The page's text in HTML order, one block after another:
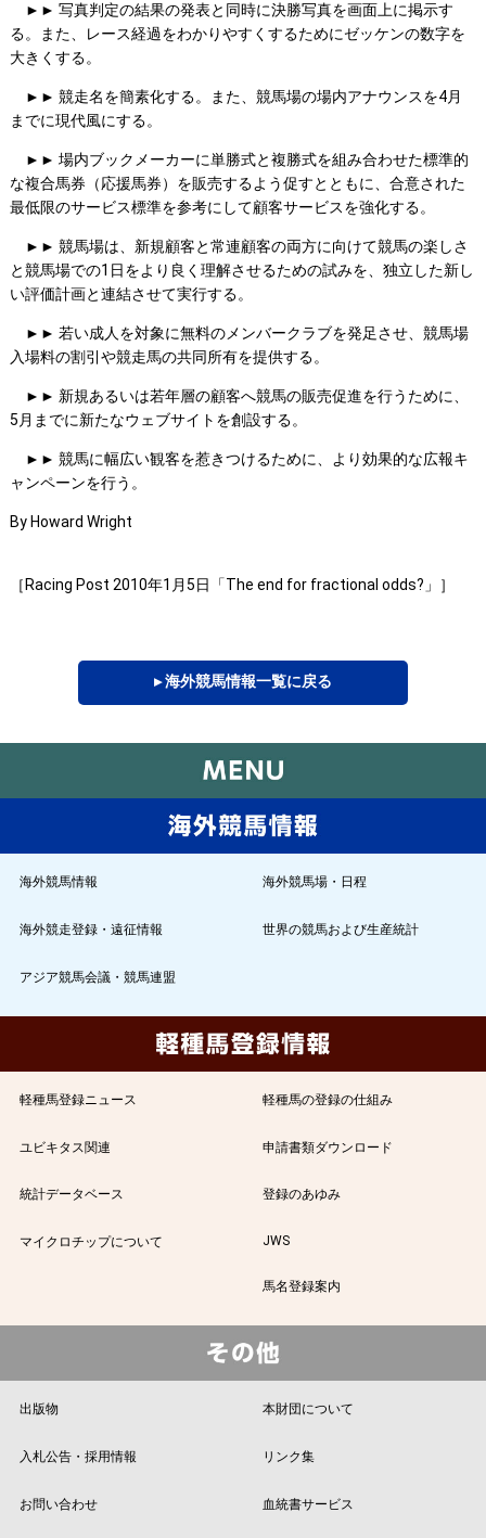
►► 写真判定の結果の発表と同時に決勝写真を画面上に掲示す
る。また、レース経過をわかりやすくするためにゼッケンの数字を
大きくする。
►► 競走名を簡素化する。また、競馬場の場内アナウンスを4月
までに現代風にする。
►► 場内ブックメーカーに単勝式と複勝式を組み合わせた標準的
な複合馬券（応援馬券）を販売するよう促すとともに、合意された
最低限のサービス標準を参考にして顧客サービスを強化する。
►► 競馬場は、新規顧客と常連顧客の両方に向けて競馬の楽しさ
と競馬場での1日をより良く理解させるための試みを、独立した新し
い評価計画と連結させて実行する。
►► 若い成人を対象に無料のメンバークラブを発足させ、競馬場
入場料の割引や競走馬の共同所有を提供する。
►► 新規あるいは若年層の顧客へ競馬の販売促進を行うために、
5月までに新たなウェブサイトを創設する。
►► 競馬に幅広い観客を惹きつけるために、より効果的な広報キ
ャンペーンを行う。
By Howard Wright
［Racing Post 2010年1月5日「The end for fractional odds?」］
▸ 海外競馬情報一覧に戻る
海外競馬情報 海外競馬場・日程
海外競走登録・遠征情報 世界の競馬および生産統計
アジア競馬会議・競馬連盟
軽種馬登録ニュース 軽種馬の登録の仕組み
ユビキタス関連 申請書類ダウンロード
統計データベース 登録のあゆみ
マイクロチップについて JWS
馬名登録案内
出版物 本財団について
入札公告・採用情報 リンク集
お問い合わせ 血統書サービス